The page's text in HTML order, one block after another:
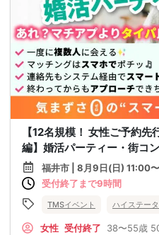
【12名規模！ 女性ご予約
編】婚活パーティー・街コ
福井市 | 8月9日(日) 11:00〜
受付終了まで9時間
TMSイベント ハイステー
女性 受付終了 38〜55歳